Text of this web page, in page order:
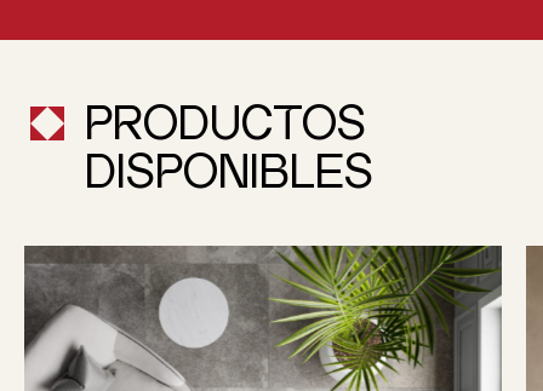
PRODUCTOS
DISPONIBLES